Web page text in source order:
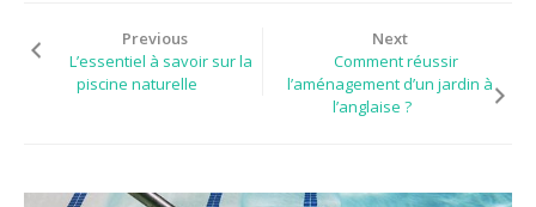
PLANTATIONS
REVÊTEMENT
Previous
L’essentiel à savoir sur la
piscine naturelle
Next
Comment réussir
l’aménagement d’un jardin à
l’anglaise ?